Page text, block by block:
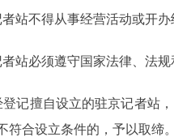
不得从事经营活动或开办
必须遵守国家法律、法规
擅自设立的驻京记者站，
符合设立条件的，予以取缔